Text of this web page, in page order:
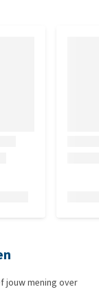
jouw mening over